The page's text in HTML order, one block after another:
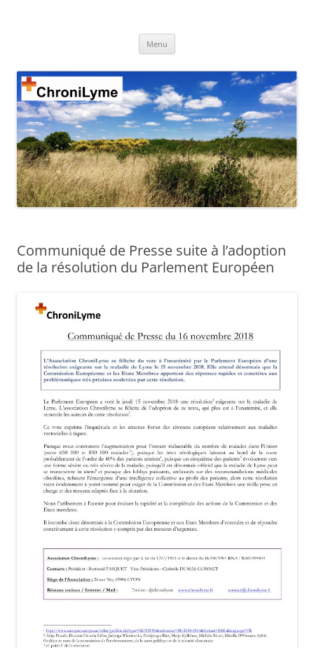
traitements de la maladie de #Lyme, des maladies vectorielles à tiques
Menu
Communiqué de Presse suite à l’adoption
de la résolution du Parlement Européen